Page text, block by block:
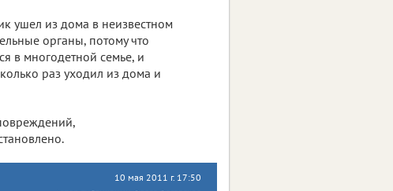
ушел из дома в неизвестном
органы, потому что
в многодетной семье, и
раз уходил из дома и
10 мая 2011 г. 17:50